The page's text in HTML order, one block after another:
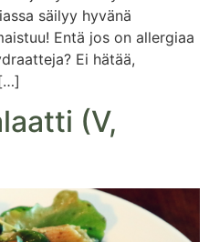
säilyy hyvänä
Entä jos on allergiaa
Ei hätää,
(V,